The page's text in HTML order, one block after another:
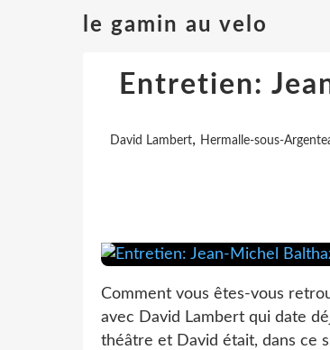
le gamin au velo
Entretien:
David Lambert, Hermalle-sous-
Comment vous êtes-vous
avec David Lambert qui date
théâtre et David était, dans ce